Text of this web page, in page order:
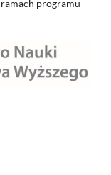
programu